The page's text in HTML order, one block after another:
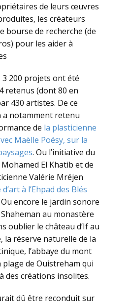
de leurs œuvres
les créateurs
bourse de recherche (de
pour les aider à
3 200 projets ont été
retenus (dont 80 en
430 artistes. De ce
notamment retenu
de la plasticienne
Maëlle Poésy, sur la
. Ou l’initiative du
El Khatib et de
Valérie Mréjen
à l’Ehpad des Blés
Ou encore le jardin sonore
au monastère
oublier le château d’If au
la réserve naturelle de la
l’abbaye du mont
de Ouistreham qui
des créations insolites.
dû être reconduit sur